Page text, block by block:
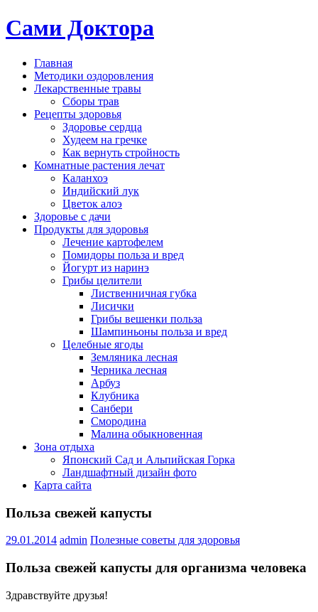
Сами Доктора
Главная
Методики оздоровления
Лекарственные травы
Сборы трав
Рецепты здоровья
Здоровье сердца
Худеем на гречке
Как вернуть стройность
Комнатные растения лечат
Каланхоэ
Индийский лук
Цветок алоэ
Здоровье с дачи
Продукты для здоровья
Лечение картофелем
Помидоры польза и вред
Йогурт из наринэ
Грибы целители
Лиственничная губка
Лисички
Грибы вешенки польза
Шампиньоны польза и вред
Целебные ягоды
Земляника лесная
Черника лесная
Арбуз
Клубника
Санбери
Смородина
Малина обыкновенная
Зона отдыха
Японский Сад и Альпийская Горка
Ландшафтный дизайн фото
Карта сайта
Польза свежей капусты
29.01.2014 admin Полезные советы для здоровья
Польза свежей капусты для организма человека
Здравствуйте друзья!